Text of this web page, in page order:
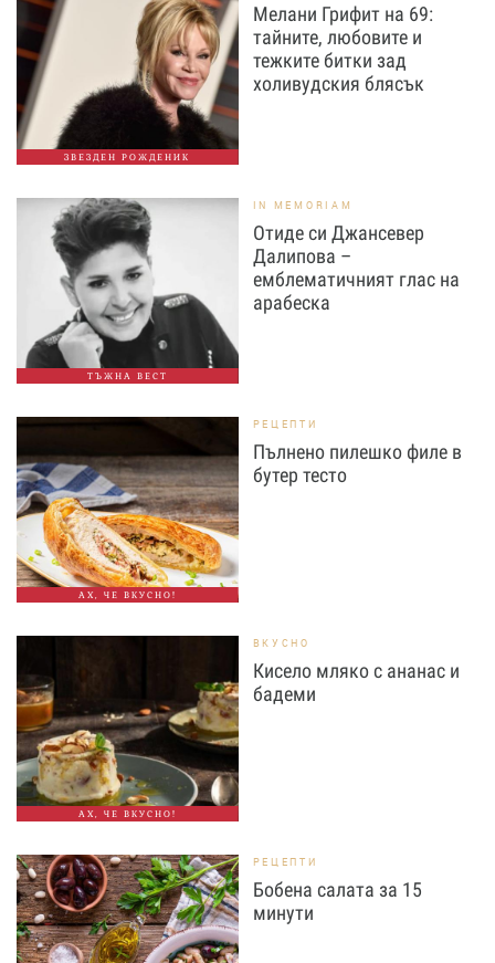
ЗВЕЗДЕН РОЖДЕНИК
Мелани Грифит на 69:
тайните, любовите и
тежките битки зад
холивудския блясък
ТЪЖНА ВЕСТ
IN MEMORIAM
Отиде си Джансевер
Далипова –
емблематичният глас на
арабеска
АХ, ЧЕ ВКУСНО!
РЕЦЕПТИ
Пълнено пилешко филе в
бутер тесто
АХ, ЧЕ ВКУСНО!
ВКУСНО
Кисело мляко с ананас и
бадеми
РЕЦЕПТИ
Бобена салата за 15
минути